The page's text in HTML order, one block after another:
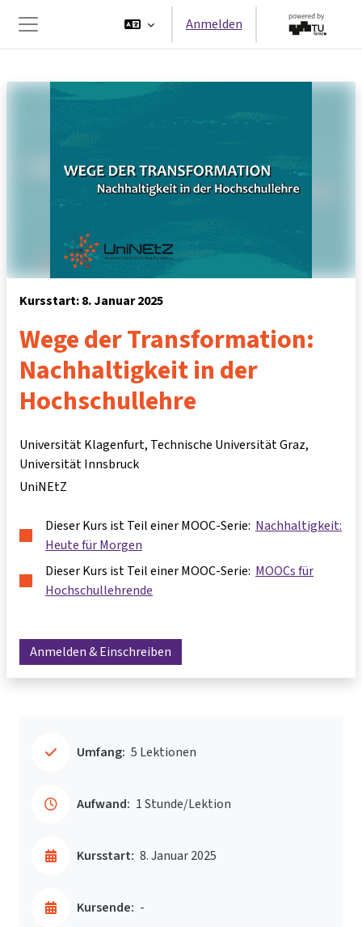
Website-Übersicht
Anmelden
Kursstart: 8. Januar 2025
Wege der Transformation:
Nachhaltigkeit in der
Hochschullehre
Universität Klagenfurt, Technische Universität Graz,
Universität Innsbruck
UniNEtZ
Dieser Kurs ist Teil einer MOOC-Serie: Nachhaltigkeit:
Heute für Morgen
Dieser Kurs ist Teil einer MOOC-Serie: MOOCs für
Hochschullehrende
Anmelden & Einschreiben
Umfang: 5 Lektionen
Aufwand: 1 Stunde/Lektion
Kursstart: 8. Januar 2025
Kursende: -